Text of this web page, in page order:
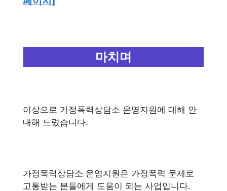
마치며
이상으로 가정폭력상담소 운영지원에 대해 안
내해 드렸습니다.
가정폭력상담소 운영지원은 가정폭력 문제로
고통받는 분들에게 도움이 되는 사업입니다.